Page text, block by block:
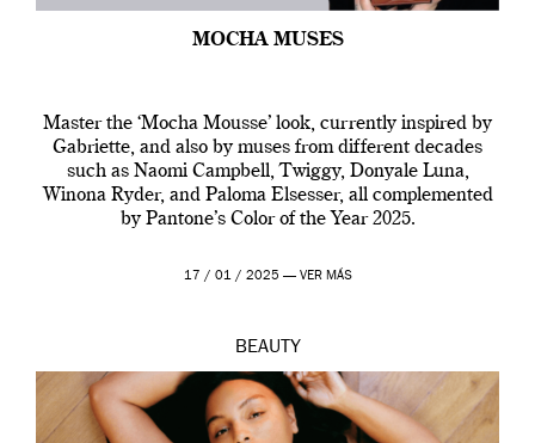
MOCHA MUSES
Master the ‘Mocha Mousse’ look, currently inspired by
Gabriette, and also by muses from different decades
such as Naomi Campbell, Twiggy, Donyale Luna,
Winona Ryder, and Paloma Elsesser, all complemented
by Pantone’s Color of the Year 2025.
17 / 01 / 2025 — VER MÁS
BEAUTY